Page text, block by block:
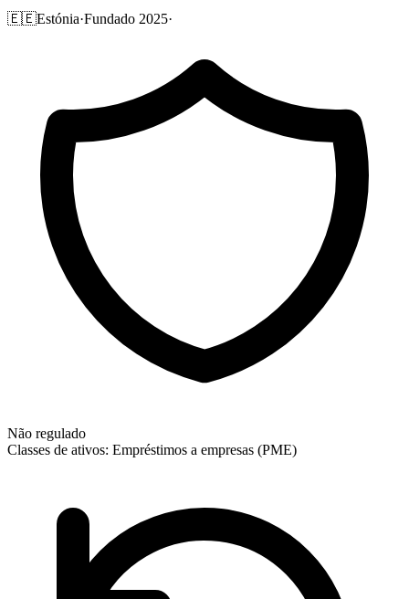
🇪🇪Estónia·Fundado 2025·
Não regulado
Classes de ativos: Empréstimos a empresas (PME)